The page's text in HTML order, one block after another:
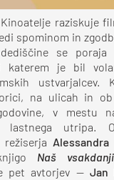
raziskuje
spominom in
se poraja
katerem je bil
na ulicah in
v mestu
lastnega utripa.
režiserjaAlessandra
Naš
pet avtorjev — Jan